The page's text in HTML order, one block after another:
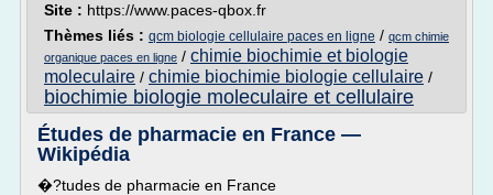
Site : https://www.paces-qbox.fr
Thèmes liés : qcm biologie cellulaire paces en ligne / qcm chimie
organique paces en ligne / chimie biochimie et biologie
moleculaire / chimie biochimie biologie cellulaire /
biochimie biologie moleculaire et cellulaire
Études de pharmacie en France —
Wikipédia
�?tudes de pharmacie en France